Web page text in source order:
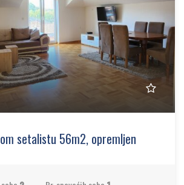
setalistu 56m2, opremljen